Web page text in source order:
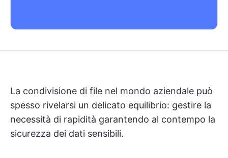
La condivisione di file nel mondo aziendale può
spesso rivelarsi un delicato equilibrio: gestire la
necessità di rapidità garantendo al contempo la
sicurezza dei dati sensibili.